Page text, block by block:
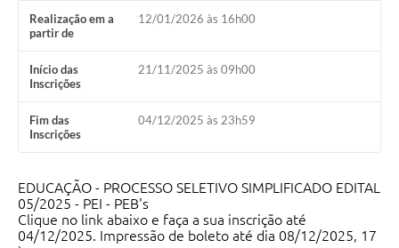
Realização em a
partir de
12/01/2026 às 16h00
Início das
Inscrições
21/11/2025 às 09h00
Fim das
Inscrições
04/12/2025 às 23h59
EDUCAÇÃO - PROCESSO SELETIVO SIMPLIFICADO EDITAL
05/2025 - PEI - PEB's
Clique no link abaixo e faça a sua inscrição até
04/12/2025. Impressão de boleto até dia 08/12/2025, 17